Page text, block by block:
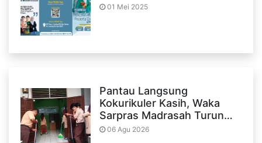
01 Mei 2025
Pantau Langsung
Kokurikuler Kasih, Waka
Sarpras Madrasah Turun…
06 Agu 2026